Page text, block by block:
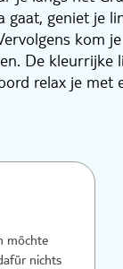
gaat, geniet je
kom
De kleurrijke
relax je
möchte
nichts